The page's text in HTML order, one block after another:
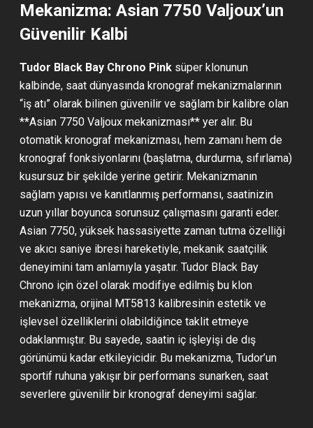
Mekanizma: Asian 7750 Valjoux’un
Güvenilir Kalbi
Tudor Black Bay Chrono Pink süper klonunun
kalbinde, saat dünyasında kronograf mekanizmalarının
“iş atı” olarak bilinen güvenilir ve sağlam bir kalibre olan
**Asian 7750 Valjoux mekanizması** yer alır. Bu
otomatik kronograf mekanizması, hem zamanı hem de
kronograf fonksiyonlarını (başlatma, durdurma, sıfırlama)
kusursuz bir şekilde yerine getirir. Mekanizmanın
sağlam yapısı ve kanıtlanmış performansı, saatinizin
uzun yıllar boyunca sorunsuz çalışmasını garanti eder.
Asian 7750, yüksek hassasiyette zaman tutma özelliği
ve akıcı saniye ibresi hareketiyle, mekanik saatçilik
deneyimini tam anlamıyla yaşatır. Tudor Black Bay
Chrono için özel olarak modifiye edilmiş bu klon
mekanizma, orijinal MT5813 kalibresinin estetik ve
işlevsel özelliklerini olabildiğince taklit etmeye
odaklanmıştır. Bu sayede, saatin iç işleyişi de dış
görünümü kadar etkileyicidir. Bu mekanizma, Tudor’un
sportif ruhuna yakışır bir performans sunarken, saat
severlere güvenilir bir kronograf deneyimi sağlar.